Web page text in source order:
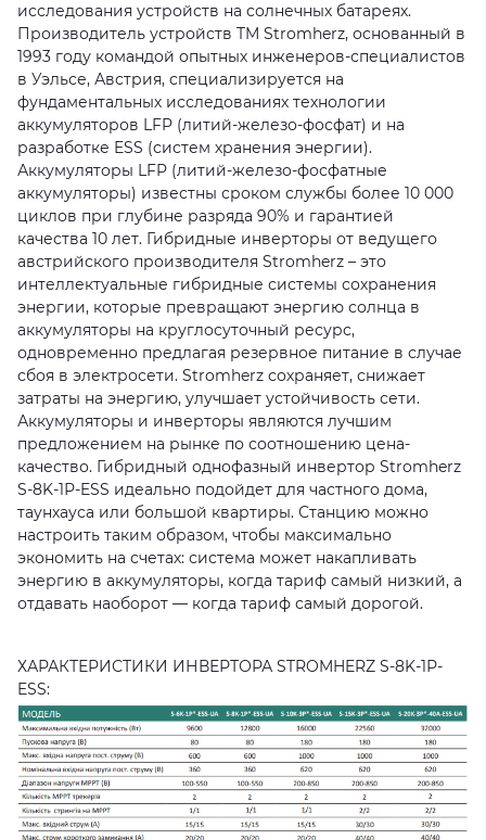
исследования устройств на солнечных батареях.
Производитель устройств TM Stromherz, основанный в
1993 году командой опытных инженеров-специалистов
в Уэльсе, Австрия, специализируется на
фундаментальных исследованиях технологии
аккумуляторов LFP (литий-железо-фосфат) и на
разработке ESS (систем хранения энергии).
Аккумуляторы LFP (литий-железо-фосфатные
аккумуляторы) известны сроком службы более 10 000
циклов при глубине разряда 90% и гарантией
качества 10 лет. Гибридные инверторы от ведущего
австрийского производителя Stromherz – это
интеллектуальные гибридные системы сохранения
энергии, которые превращают энергию солнца в
аккумуляторы на круглосуточный ресурс,
одновременно предлагая резервное питание в случае
сбоя в электросети. Stromherz сохраняет, снижает
затраты на энергию, улучшает устойчивость сети.
Аккумуляторы и инверторы являются лучшим
предложением на рынке по соотношению цена-
качество. Гибридный однофазный инвертор Stromherz
S-8K-1Р-ESS идеально подойдет для частного дома,
таунхауса или большой квартиры. Станцию ​​можно
настроить таким образом, чтобы максимально
экономить на счетах: система может накапливать
энергию в аккумуляторы, когда тариф самый низкий, а
отдавать наоборот — когда тариф самый дорогой.
ХАРАКТЕРИСТИКИ ИНВЕРТОРА STROMHERZ S-8K-1Р-
ESS: